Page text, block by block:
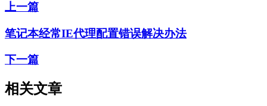
上一篇
笔记本经常IE代理配置错误解决办法
下一篇
相关文章